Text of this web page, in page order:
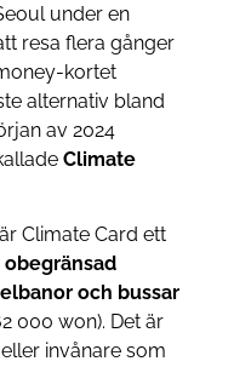
under en
resa flera gånger
kortet
alternativ bland
av 2024
Climate
Climate Card ett
obegränsad
och bussar
000 won). Det är
invånare som